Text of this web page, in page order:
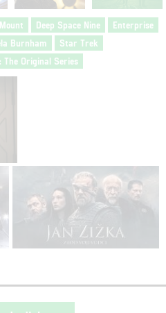
Deep Space Nine
Enterprise
Burnham
Star Trek
Original Series